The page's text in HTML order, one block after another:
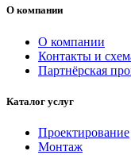
О компании
О компании
Контакты и
Партнёрская
Каталог услуг
Проектирование
Монтаж